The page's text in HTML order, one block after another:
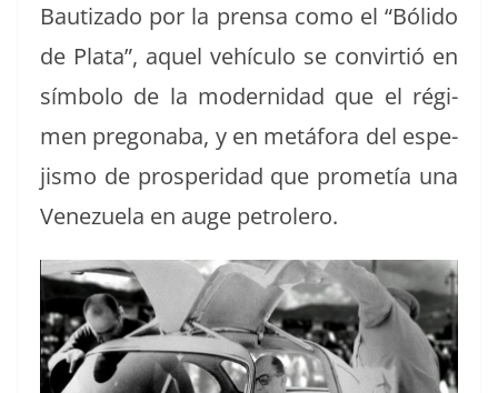
Bau­ti­za­do por la pren­sa como el “Bóli­do
de Pla­ta”, aquel vehícu­lo se con­vir­tió en
sím­bo­lo de la mod­ernidad que el rég­i­
men preg­o­na­ba, y en metá­fo­ra del espe­
jis­mo de pros­peri­dad que prometía una
Venezuela en auge petrolero.